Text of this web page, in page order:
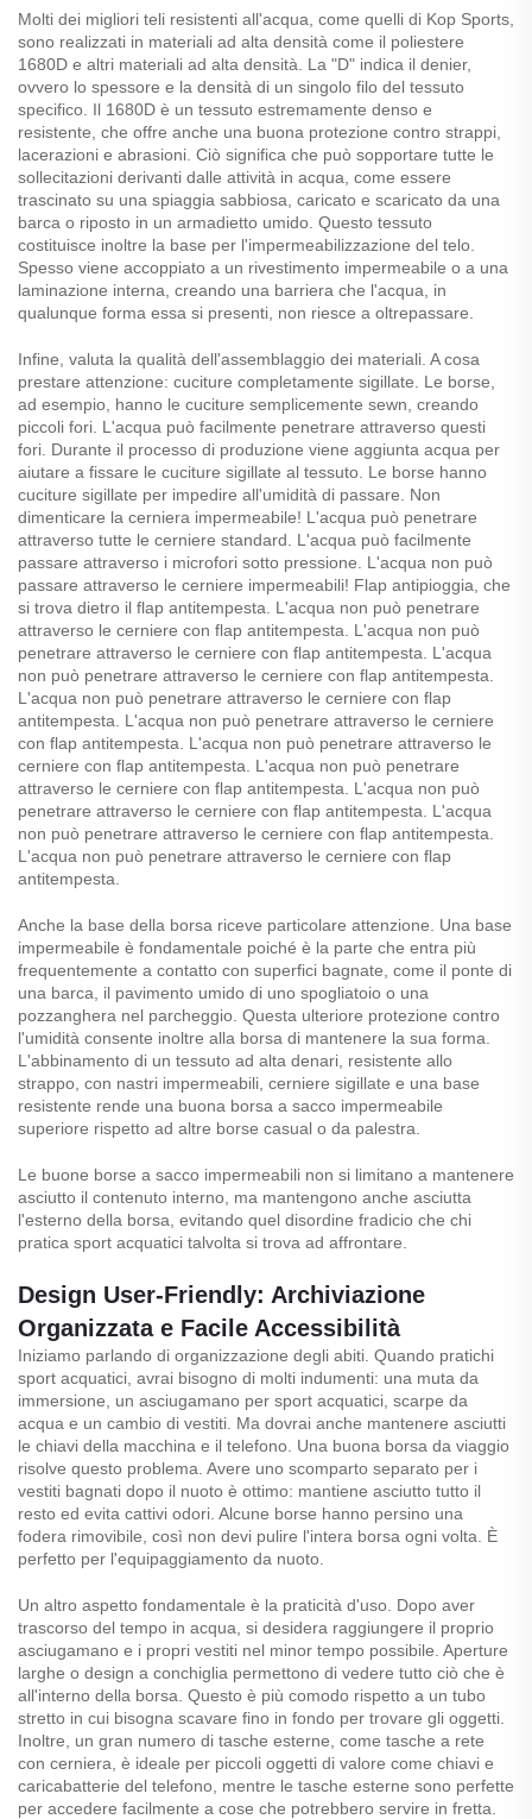
Molti dei migliori teli resistenti all'acqua, come quelli di Kop Sports,
sono realizzati in materiali ad alta densità come il poliestere
1680D e altri materiali ad alta densità. La "D" indica il denier,
ovvero lo spessore e la densità di un singolo filo del tessuto
specifico. Il 1680D è un tessuto estremamente denso e
resistente, che offre anche una buona protezione contro strappi,
lacerazioni e abrasioni. Ciò significa che può sopportare tutte le
sollecitazioni derivanti dalle attività in acqua, come essere
trascinato su una spiaggia sabbiosa, caricato e scaricato da una
barca o riposto in un armadietto umido. Questo tessuto
costituisce inoltre la base per l'impermeabilizzazione del telo.
Spesso viene accoppiato a un rivestimento impermeabile o a una
laminazione interna, creando una barriera che l'acqua, in
qualunque forma essa si presenti, non riesce a oltrepassare.
Infine, valuta la qualità dell'assemblaggio dei materiali. A cosa
prestare attenzione: cuciture completamente sigillate. Le borse,
ad esempio, hanno le cuciture semplicemente sewn, creando
piccoli fori. L'acqua può facilmente penetrare attraverso questi
fori. Durante il processo di produzione viene aggiunta acqua per
aiutare a fissare le cuciture sigillate al tessuto. Le borse hanno
cuciture sigillate per impedire all'umidità di passare. Non
dimenticare la cerniera impermeabile! L'acqua può penetrare
attraverso tutte le cerniere standard. L'acqua può facilmente
passare attraverso i microfori sotto pressione. L'acqua non può
passare attraverso le cerniere impermeabili! Flap antipioggia, che
si trova dietro il flap antitempesta. L'acqua non può penetrare
attraverso le cerniere con flap antitempesta. L'acqua non può
penetrare attraverso le cerniere con flap antitempesta. L'acqua
non può penetrare attraverso le cerniere con flap antitempesta.
L'acqua non può penetrare attraverso le cerniere con flap
antitempesta. L'acqua non può penetrare attraverso le cerniere
con flap antitempesta. L'acqua non può penetrare attraverso le
cerniere con flap antitempesta. L'acqua non può penetrare
attraverso le cerniere con flap antitempesta. L'acqua non può
penetrare attraverso le cerniere con flap antitempesta. L'acqua
non può penetrare attraverso le cerniere con flap antitempesta.
L'acqua non può penetrare attraverso le cerniere con flap
antitempesta.
Anche la base della borsa riceve particolare attenzione. Una base
impermeabile è fondamentale poiché è la parte che entra più
frequentemente a contatto con superfici bagnate, come il ponte di
una barca, il pavimento umido di uno spogliatoio o una
pozzanghera nel parcheggio. Questa ulteriore protezione contro
l'umidità consente inoltre alla borsa di mantenere la sua forma.
L'abbinamento di un tessuto ad alta denari, resistente allo
strappo, con nastri impermeabili, cerniere sigillate e una base
resistente rende una buona borsa a sacco impermeabile
superiore rispetto ad altre borse casual o da palestra.
Le buone borse a sacco impermeabili non si limitano a mantenere
asciutto il contenuto interno, ma mantengono anche asciutta
l'esterno della borsa, evitando quel disordine fradicio che chi
pratica sport acquatici talvolta si trova ad affrontare.
Design User-Friendly: Archiviazione
Organizzata e Facile Accessibilità
Iniziamo parlando di organizzazione degli abiti. Quando pratichi
sport acquatici, avrai bisogno di molti indumenti: una muta da
immersione, un asciugamano per sport acquatici, scarpe da
acqua e un cambio di vestiti. Ma dovrai anche mantenere asciutti
le chiavi della macchina e il telefono. Una buona borsa da viaggio
risolve questo problema. Avere uno scomparto separato per i
vestiti bagnati dopo il nuoto è ottimo: mantiene asciutto tutto il
resto ed evita cattivi odori. Alcune borse hanno persino una
fodera rimovibile, così non devi pulire l'intera borsa ogni volta. È
perfetto per l'equipaggiamento da nuoto.
Un altro aspetto fondamentale è la praticità d'uso. Dopo aver
trascorso del tempo in acqua, si desidera raggiungere il proprio
asciugamano e i propri vestiti nel minor tempo possibile. Aperture
larghe o design a conchiglia permettono di vedere tutto ciò che è
all'interno della borsa. Questo è più comodo rispetto a un tubo
stretto in cui bisogna scavare fino in fondo per trovare gli oggetti.
Inoltre, un gran numero di tasche esterne, come tasche a rete
con cerniera, è ideale per piccoli oggetti di valore come chiavi e
caricabatterie del telefono, mentre le tasche esterne sono perfette
per accedere facilmente a cose che potrebbero servire in fretta.